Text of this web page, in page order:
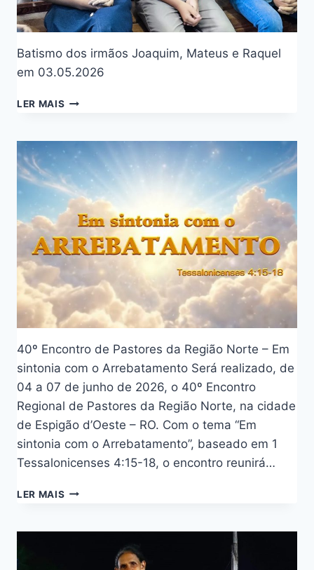
Batismo dos irmãos Joaquim, Mateus e Raquel
em 03.05.2026
LER MAIS
40º Encontro de Pastores da Região Norte – Em
sintonia com o Arrebatamento Será realizado, de
04 a 07 de junho de 2026, o 40º Encontro
Regional de Pastores da Região Norte, na cidade
de Espigão d’Oeste – RO. Com o tema “Em
sintonia com o Arrebatamento”, baseado em 1
Tessalonicenses 4:15-18, o encontro reunirá…
LER MAIS